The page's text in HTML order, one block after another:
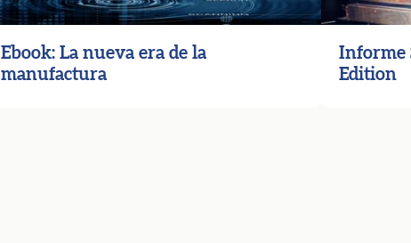
Ebook: La nueva era de la
manufactura
Informe
Edition